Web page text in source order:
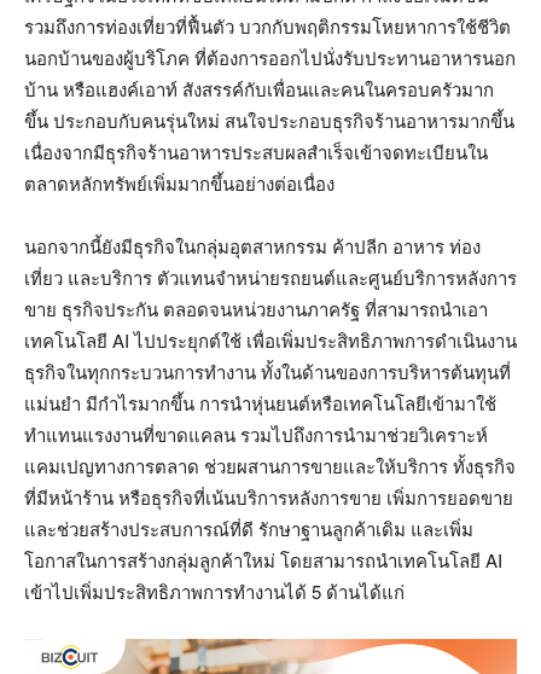
รวมถึงการท่องเที่ยวที่ฟื้นตัว บวกกับพฤติกรรมโหยหาการใช้ชีวิต
นอกบ้านของผู้บริโภค ที่ต้องการออกไปนั่งรับประทานอาหารนอก
บ้าน หรือแฮงค์เอาท์ สังสรรค์กับเพื่อนและคนในครอบครัวมาก
ขึ้น ประกอบกับคนรุ่นใหม่ สนใจประกอบธุรกิจร้านอาหารมากขึ้น
เนื่องจากมีธุรกิจร้านอาหารประสบผลสำเร็จเข้าจดทะเบียนใน
ตลาดหลักทรัพย์เพิ่มมากขึ้นอย่างต่อเนื่อง
นอกจากนี้ยังมีธุรกิจในกลุ่มอุตสาหกรรม ค้าปลีก อาหาร ท่อง
เที่ยว และบริการ ตัวแทนจำหน่ายรถยนต์และศูนย์บริการหลังการ
ขาย ธุรกิจประกัน ตลอดจนหน่วยงานภาครัฐ ที่สามารถนำเอา
เทคโนโลยี AI ไปประยุกต์ใช้ เพื่อเพิ่มประสิทธิภาพการดำเนินงาน
ธุรกิจในทุกกระบวนการทำงาน ทั้งในด้านของการบริหารต้นทุนที่
แม่นยำ มีกำไรมากขึ้น การนำหุ่นยนต์หรือเทคโนโลยีเข้ามาใช้
ทำแทนแรงงานที่ขาดแคลน รวมไปถึงการนำมาช่วยวิเคราะห์
แคมเปญทางการตลาด ช่วยผสานการขายและให้บริการ ทั้งธุรกิจ
ที่มีหน้าร้าน หรือธุรกิจที่เน้นบริการหลังการขาย เพิ่มการยอดขาย
และช่วยสร้างประสบการณ์ที่ดี รักษาฐานลูกค้าเดิม และเพิ่ม
โอกาสในการสร้างกลุ่มลูกค้าใหม่ โดยสามารถนำเทคโนโลยี AI
เข้าไปเพิ่มประสิทธิภาพการทำงานได้ 5 ด้านได้แก่